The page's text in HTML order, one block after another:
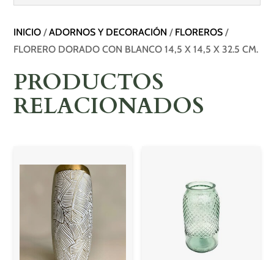
INICIO /ADORNOS Y DECORACIÓN / FLOREROS /
FLORERO DORADO CON BLANCO 14,5 X 14,5 X 32.5 CM.
PRODUCTOS
RELACIONADOS